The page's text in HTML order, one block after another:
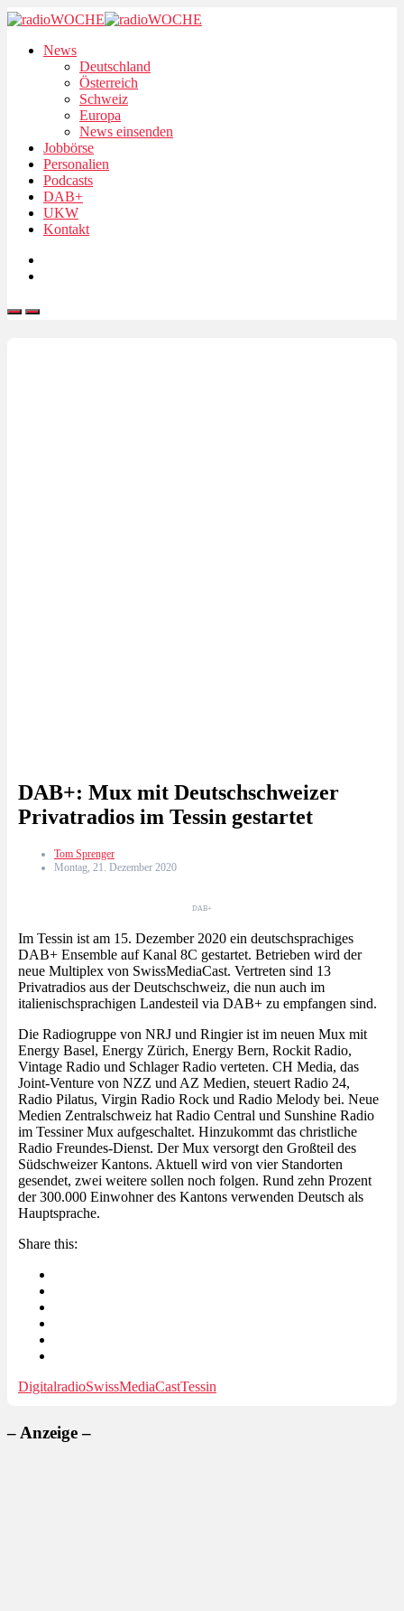
News
Deutschland
Österreich
Schweiz
Europa
News einsenden
Jobbörse
Personalien
Podcasts
DAB+
UKW
Kontakt
DAB+: Mux mit Deutschschweizer
Privatradios im Tessin gestartet
Tom Sprenger
Montag, 21. Dezember 2020
DAB+
Im Tessin ist am 15. Dezember 2020 ein deutschsprachiges
DAB+ Ensemble auf Kanal 8C gestartet. Betrieben wird der
neue Multiplex von SwissMediaCast. Vertreten sind 13
Privatradios aus der Deutschschweiz, die nun auch im
italienischsprachigen Landesteil via DAB+ zu empfangen sind.
Die Radiogruppe von NRJ und Ringier ist im neuen Mux mit
Energy Basel, Energy Zürich, Energy Bern, Rockit Radio,
Vintage Radio und Schlager Radio verteten. CH Media, das
Joint-Venture von NZZ und AZ Medien, steuert Radio 24,
Radio Pilatus, Virgin Radio Rock und Radio Melody bei. Neue
Medien Zentralschweiz hat Radio Central und Sunshine Radio
im Tessiner Mux aufgeschaltet. Hinzukommt das christliche
Radio Freundes-Dienst. Der Mux versorgt den Großteil des
Südschweizer Kantons. Aktuell wird von vier Standorten
gesendet, zwei weitere sollen noch folgen. Rund zehn Prozent
der 300.000 Einwohner des Kantons verwenden Deutsch als
Hauptsprache.
Share this:
DigitalradioSwissMediaCastTessin
– Anzeige –